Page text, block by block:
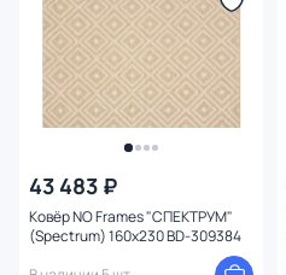
43 483 ₽
Ковёр NO Frames "СПЕКТРУМ"
(Spectrum) 160х230 BD-309384
Оформление
Размеры ковров
Длина (см)
Глубина (см)